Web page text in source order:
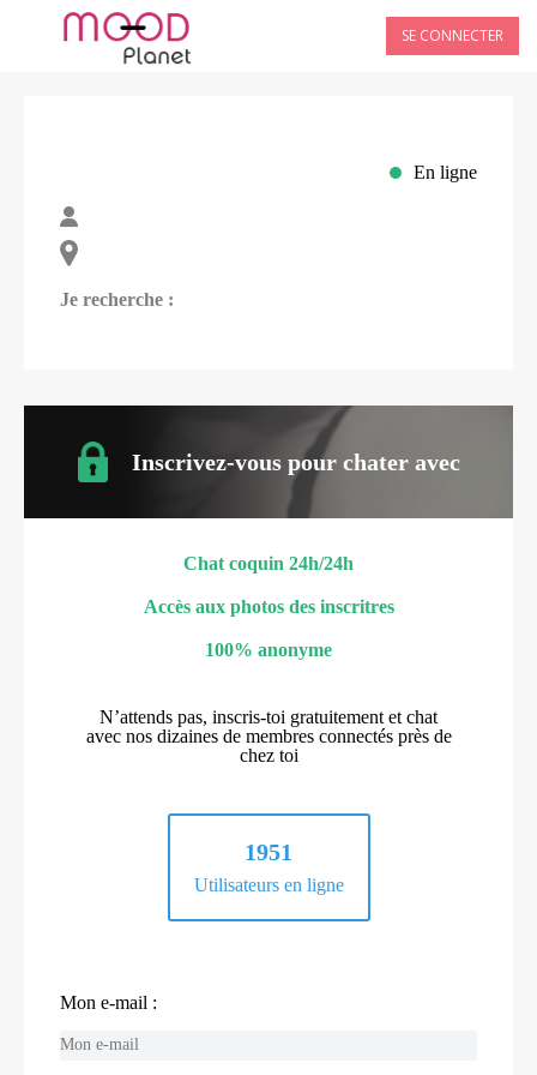
SE CONNECTER
En ligne
Je recherche :
Inscrivez-vous pour chater avec
Chat coquin 24h/24h
Accès aux photos des inscritres
100% anonyme
N’attends pas, inscris-toi gratuitement et chat
avec nos dizaines de membres connectés près de
chez toi
1951
Utilisateurs en ligne
Mon e-mail :